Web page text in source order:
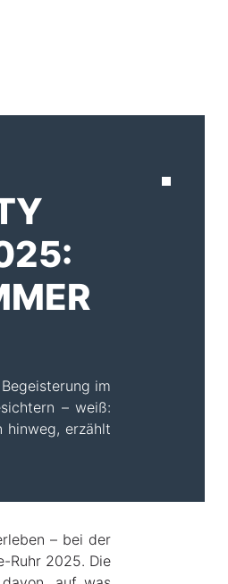
im
– weiß:
hinweg, erzählt
– bei der
Ruhr 2025. Die